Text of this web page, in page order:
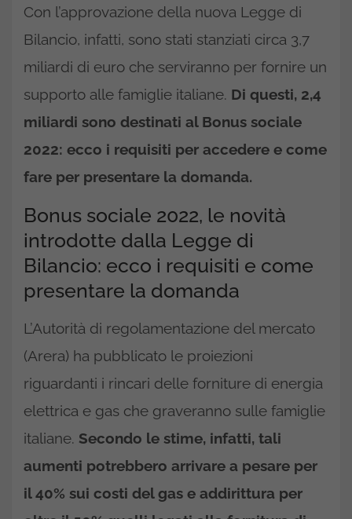
Con l’approvazione della nuova Legge di
Bilancio, infatti, sono stati stanziati circa 3,7
miliardi di euro che serviranno per fornire un
supporto alle famiglie italiane. Di questi, 2,4
miliardi sono destinati al Bonus sociale
2022: ecco i requisiti per accedere e come
fare per presentare la domanda.
Bonus sociale 2022, le novità
introdotte dalla Legge di
Bilancio: ecco i requisiti e come
presentare la domanda
L’Autorità di regolamentazione del mercato
(Arera) ha pubblicato le proiezioni
riguardanti i rincari delle forniture di energia
elettrica e gas che graveranno sulle famiglie
italiane. Secondo le stime, infatti, tali
aumenti potrebbero arrivare a pesare per
il 40% sui costi del gas e addirittura per